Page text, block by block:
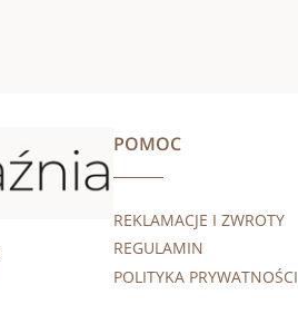
POMOC
REKLAMACJE I ZWROTY
REGULAMIN
POLITYKA PRYWATNOŚCI